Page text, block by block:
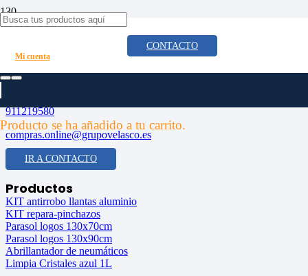
CONTACTO
Mi cuenta
Producto se ha añadido a tu carrito.
8 consejos clave para alargar la vida útil de tu coche
Contacta con nosotros
911219580
compras.online@grupovelasco.es
IR A CONTACTO
Productos
KIT antirrobo llantas aluminio
KIT repara-pinchazos
Parasol logos 130x70cm
Parasol logos 130x90cm
Abrillantador de neumáticos
Limpia Cristales azul 1L